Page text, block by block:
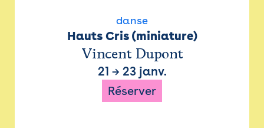
danse
Hauts Cris (miniature)
Vincent Dupont
21 → 23 janv.
Réserver